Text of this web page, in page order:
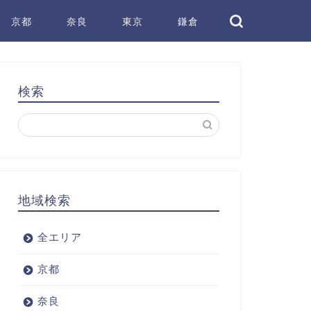
京都 奈良 東京 鎌倉
検索
地域検索
全エリア
京都
奈良